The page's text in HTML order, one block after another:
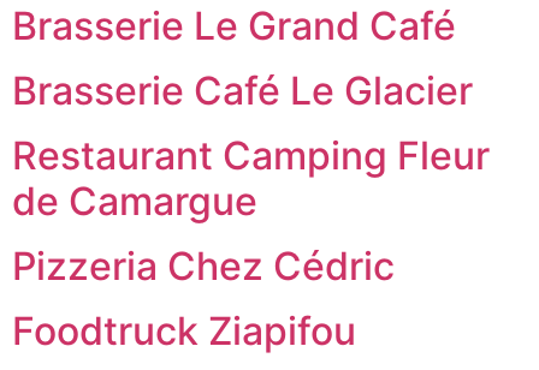
Brasserie Le Grand Café
Brasserie Café Le Glacier
Restaurant Camping Fleur
de Camargue
Pizzeria Chez Cédric
Foodtruck Ziapifou